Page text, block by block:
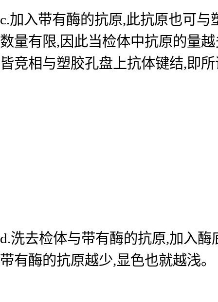
c.加入带有酶的抗原,此抗原也可
数量有限,因此当检体中抗原的量
皆竞相与塑胶孔盘上抗体键结,即
d.洗去检体与带有酶的抗原,加入
带有酶的抗原越少,显色也就越浅。